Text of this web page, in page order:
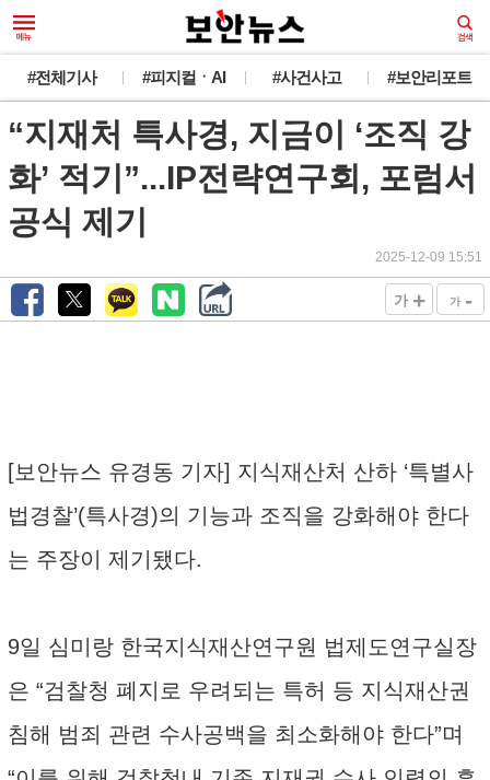
#전체기사 #피지컬ㆍAI #사건사고 #보안리포트
“지재처 특사경, 지금이 ‘조직 강
화’ 적기”...IP전략연구회, 포럼서
공식 제기
2025-12-09 15:51
가 + 가 -
[보안뉴스 유경동 기자] 지식재산처 산하 ‘특별사
법경찰’(특사경)의 기능과 조직을 강화해야 한다
는 주장이 제기됐다.
9일 심미랑 한국지식재산연구원 법제도연구실장
은 “검찰청 폐지로 우려되는 특허 등 지식재산권
침해 범죄 관련 수사공백을 최소화해야 한다”며